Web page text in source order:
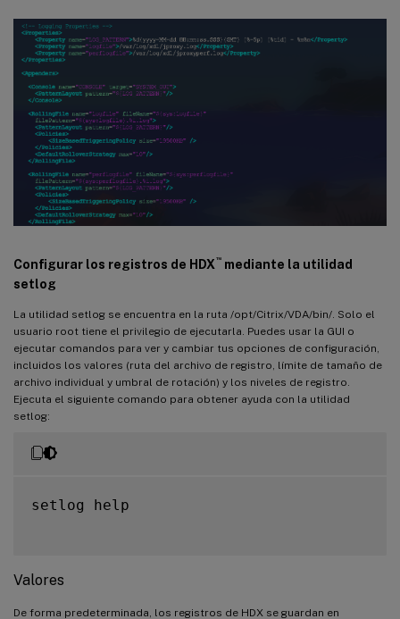
Configurar los registros de HDX ™ mediante la utilidad
setlog
La utilidad setlog se encuentra en la ruta /opt/Citrix/VDA/bin/. Solo el
usuario root tiene el privilegio de ejecutarla. Puedes usar la GUI o
ejecutar comandos para ver y cambiar tus opciones de configuración,
incluidos los valores (ruta del archivo de registro, límite de tamaño de
archivo individual y umbral de rotación) y los niveles de registro.
Ejecuta el siguiente comando para obtener ayuda con la utilidad
setlog:
setlog help
Valores
De forma predeterminada, los registros de HDX se guardan en